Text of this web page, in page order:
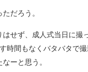
だろう。
せず、成人式当日に撮
間もなくバタバタで
ーと思う。